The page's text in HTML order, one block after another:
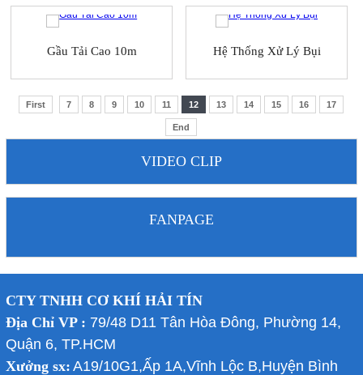
Gầu Tải Cao 10m Hệ Thống Xử Lý Bụi
First 7 8 9 10 11 12 13 14 15 16 17
End
VIDEO CLIP
FANPAGE
CTY TNHH CƠ KHÍ HẢI TÍN
Địa Chỉ VP : 79/48 D11 Tân Hòa Đông, Phường 14,
Quận 6, TP.HCM
Xưởng sx: A19/10G1,Ấp 1A,Vĩnh Lộc B,Huyện Bình